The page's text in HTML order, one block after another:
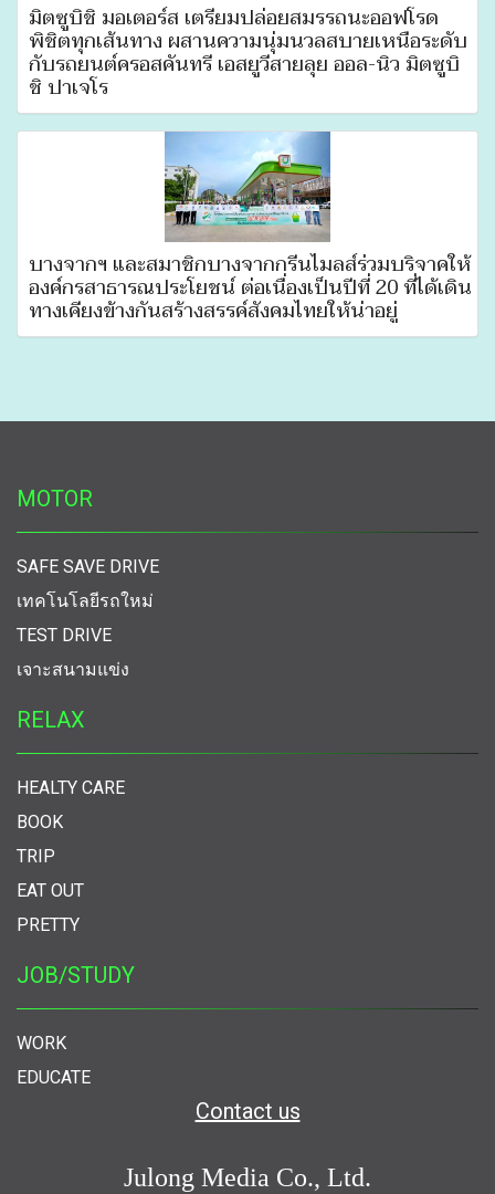
มิตซูบิชิ มอเตอร์ส เตรียมปล่อยสมรรถนะออฟโรด
พิชิตทุกเส้นทาง ผสานความนุ่มนวลสบายเหนือระดับ
กับรถยนต์ครอสคันทรี เอสยูวีสายลุย ออล-นิว มิตซูบิ
ชิ ปาเจโร
บางจากฯ และสมาชิกบางจากกรีนไมลส์ร่วมบริจาคให้
องค์กรสาธารณประโยชน์ ต่อเนื่องเป็นปีที่ 20 ที่ได้เดิน
ทางเคียงข้างกันสร้างสรรค์สังคมไทยให้น่าอยู่
MOTOR
SAFE SAVE DRIVE
เทคโนโลยีรถใหม่
TEST DRIVE
เจาะสนามแข่ง
RELAX
HEALTY CARE
BOOK
TRIP
EAT OUT
PRETTY
JOB/STUDY
WORK
EDUCATE
Contact us
Julong Media Co., Ltd.